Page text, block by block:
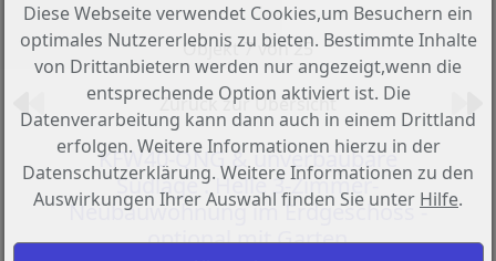
Objekt 7 von 25
Zurück zur Übersicht
KFW40-QNG & unverbaubare
Südlage : Helle 3-Zimmer-
Neubauwohnung im Erdgeschoss -
optional mit Garten
Diese Webseite verwendet Cookies,um Besuchern ein
optimales Nutzererlebnis zu bieten. Bestimmte Inhalte
von Drittanbietern werden nur angezeigt,wenn die
entsprechende Option aktiviert ist. Die
Datenverarbeitung kann dann auch in einem Drittland
erfolgen. Weitere Informationen hierzu in der
Datenschutzerklärung. Weitere Informationen zu den
Auswirkungen Ihrer Auswahl finden Sie unter Hilfe.